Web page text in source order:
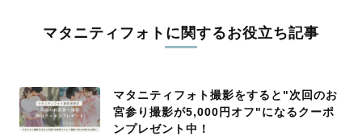
マタニティフォトに関するお役立ち記事
マタニティフォト撮影をすると"次回のお
宮参り撮影が5,000円オフ"になるクーポ
ンプレゼント中！